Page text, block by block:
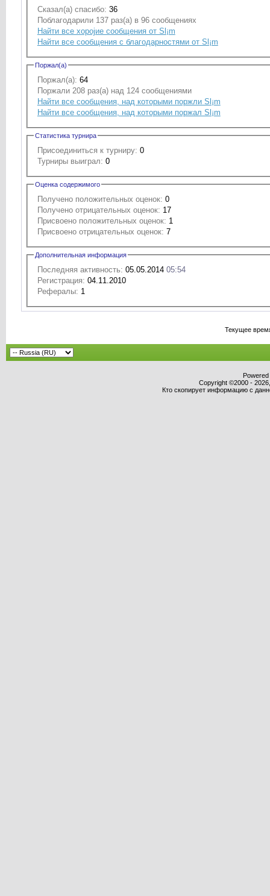
Сказал(а) спасибо: 36
Поблагодарили 137 раз(а) в 96 сообщениях
Найти все хоројие сообщения от Sl¡m
Найти все сообщения с благодарностями от Sl¡m
Поржал(а)
Поржал(а): 64
Поржали 208 раз(а) над 124 сообщениями
Найти все сообщения, над которыми поржли Sl¡m
Найти все сообщения, над которыми поржал Sl¡m
Статистика турнира
Присоединиться к турниру: 0
Турниры выиграл: 0
Оценка содержимого
Получено положительных оценок: 0
Получено отрицательных оценок: 17
Присвоено положительных оценок: 1
Присвоено отрицательных оценок: 7
Дополнительная информация
Последняя активность: 05.05.2014 05:54
Регистрация: 04.11.2010
Рефералы: 1
Текущее
Copyright ©2000 -
Кто скопирует информацию с